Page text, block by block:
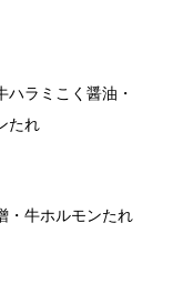
ラミこく醤油・
たれ
・牛ホルモンたれ